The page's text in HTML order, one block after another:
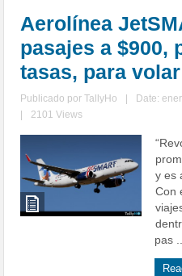
Aerolínea
pasajes a $900,
tasas, para
Publicado porTallyHo Date:
2101 Views
y es
Con
pas